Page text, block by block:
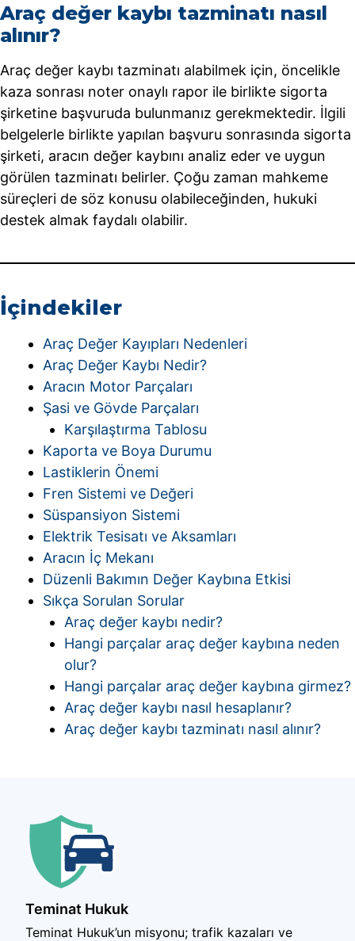
Araç değer kaybı tazminatı nasıl
alınır?
Araç değer kaybı tazminatı alabilmek için, öncelikle
kaza sonrası noter onaylı rapor ile birlikte sigorta
şirketine başvuruda bulunmanız gerekmektedir. İlgili
belgelerle birlikte yapılan başvuru sonrasında sigorta
şirketi, aracın değer kaybını analiz eder ve uygun
görülen tazminatı belirler. Çoğu zaman mahkeme
süreçleri de söz konusu olabileceğinden, hukuki
destek almak faydalı olabilir.
İçindekiler
Araç Değer Kayıpları Nedenleri
Araç Değer Kaybı Nedir?
Aracın Motor Parçaları
Şasi ve Gövde Parçaları
Karşılaştırma Tablosu
Kaporta ve Boya Durumu
Lastiklerin Önemi
Fren Sistemi ve Değeri
Süspansiyon Sistemi
Elektrik Tesisatı ve Aksamları
Aracın İç Mekanı
Düzenli Bakımın Değer Kaybına Etkisi
Sıkça Sorulan Sorular
Araç değer kaybı nedir?
Hangi parçalar araç değer kaybına neden
olur?
Hangi parçalar araç değer kaybına girmez?
Araç değer kaybı nasıl hesaplanır?
Araç değer kaybı tazminatı nasıl alınır?
Teminat Hukuk
Teminat Hukuk’un misyonu; trafik kazaları ve